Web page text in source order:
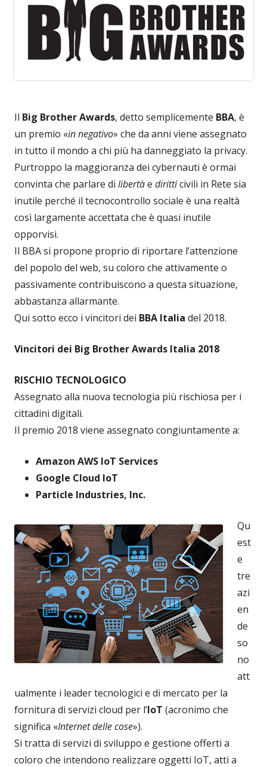
Il Big Brother Awards, detto semplicemente BBA, è
un premio «in negativo» che da anni viene assegnato
in tutto il mondo a chi più ha danneggiato la privacy.
Purtroppo la maggioranza dei cybernauti è ormai
convinta che parlare di libertàe diritticivili in Rete sia
inutile perché il tecnocontrollo sociale è una realtà
così largamente accettata che è quasi inutile
opporvisi.
Il BBA si propone proprio di riportare l’attenzione
del popolo del web, su coloro che attivamente o
passivamente contribuiscono a questa situazione,
abbastanza allarmante.
Qui sotto ecco i vincitori dei BBA Italia del 2018.
Vincitori dei Big Brother Awards Italia 2018
RISCHIO TECNOLOGICO
Assegnato alla nuova tecnologia più rischiosa per i
cittadini digitali.
Il premio 2018 viene assegnato congiuntamente a:
Amazon AWS IoT Services
Google Cloud IoT
Particle Industries, Inc.
Qu
est
e
tre
azi
en
de
so
no
att
ualmente i leader tecnologici e di mercato per la
fornitura di servizi cloud per l’IoT (acronimo che
significa «Internet delle cose»).
Si tratta di servizi di sviluppo e gestione offerti a
coloro che intendono realizzare oggetti IoT, atti a